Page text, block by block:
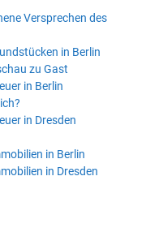
Versprechen des
in Berlin
zu Gast
in Berlin
in Dresden
in Berlin
in Dresden